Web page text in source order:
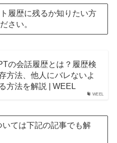
履歴に残るか知りたい方
さい。
WEEL
の会話履歴とは？履歴検
方法、他人にバレないよ
方法を解説 | WEEL
ては下記の記事でも解